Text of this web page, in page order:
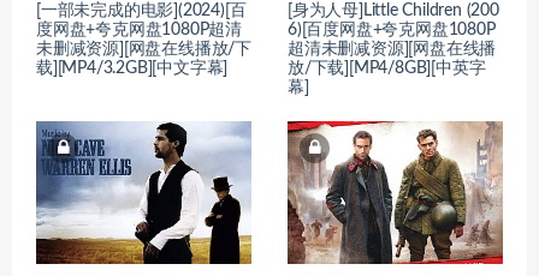
[一部未完成的电影](2024)[百
度网盘+夸克网盘1080P超清
未删减资源][网盘在线播放/下
载][MP4/3.2GB][中文字幕]
[身为人母]Little Children (200
6)[百度网盘+夸克网盘1080P
超清未删减资源][网盘在线播
放/下载][MP4/8GB][中英字
幕]